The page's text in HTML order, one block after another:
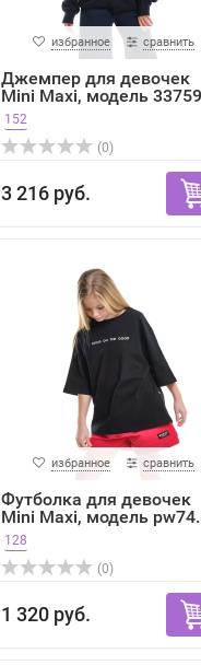
избранное сравнить
Джемпер для девочек
Mini Maxi, модель
152
(0)
3 216 руб.
избранное сравнить
Футболка для девочек
Mini Maxi, модель
128
(0)
1 320 руб.